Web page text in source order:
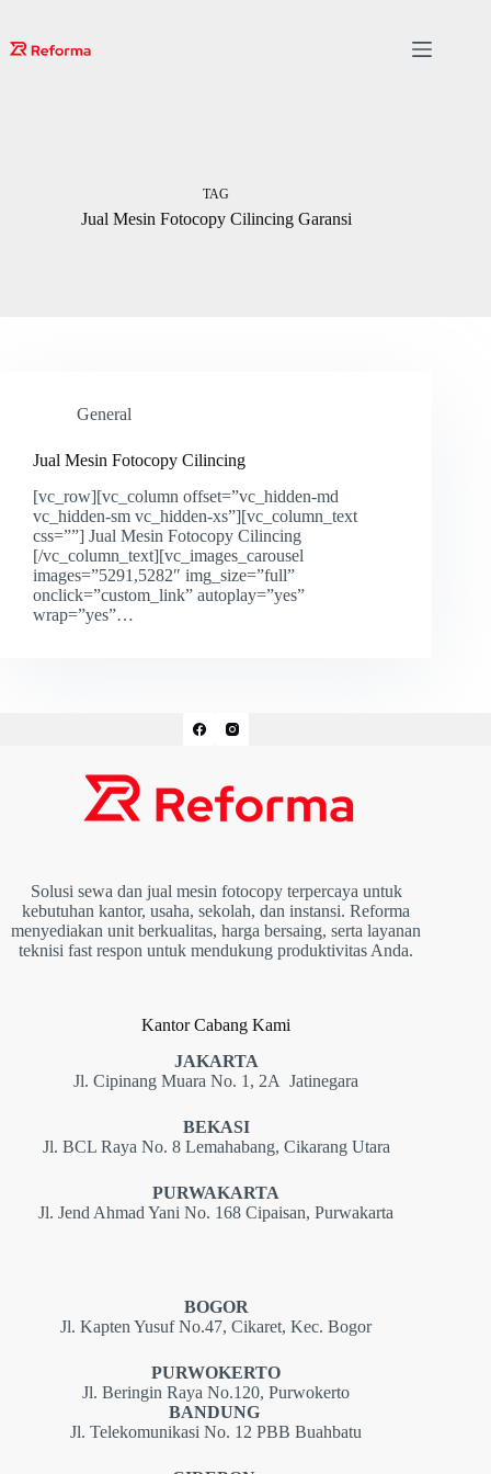
content
TAG
Jual Mesin Fotocopy Cilincing Garansi
General
Jual Mesin Fotocopy Cilincing
[vc_row][vc_column offset=”vc_hidden-md
vc_hidden-sm vc_hidden-xs”][vc_column_text
css=””] Jual Mesin Fotocopy Cilincing
[/vc_column_text][vc_images_carousel
images=”5291,5282″ img_size=”full”
onclick=”custom_link” autoplay=”yes”
wrap=”yes”…
Solusi sewa dan jual mesin fotocopy terpercaya untuk
kebutuhan kantor, usaha, sekolah, dan instansi. Reforma
menyediakan unit berkualitas, harga bersaing, serta layanan
teknisi fast respon untuk mendukung produktivitas Anda.
Kantor Cabang Kami
JAKARTA
Jl. Cipinang Muara No. 1, 2A Jatinegara
BEKASI
Jl. BCL Raya No. 8 Lemahabang, Cikarang Utara
PURWAKARTA
Jl. Jend Ahmad Yani No. 168 Cipaisan, Purwakarta
BOGOR
Jl. Kapten Yusuf No.47, Cikaret, Kec. Bogor
PURWOKERTO
Jl. Beringin Raya No.120, Purwokerto
BANDUNG
Jl. Telekomunikasi No. 12 PBB Buahbatu